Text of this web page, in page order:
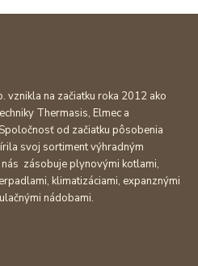
vznikla na začiatku roka 2012 ako
Thermasis, Elmec a
od začiatku pôsobenia
svoj sortiment výhradným
zásobuje plynovými kotlami,
klimatizáciami, expanznými
nádobami.